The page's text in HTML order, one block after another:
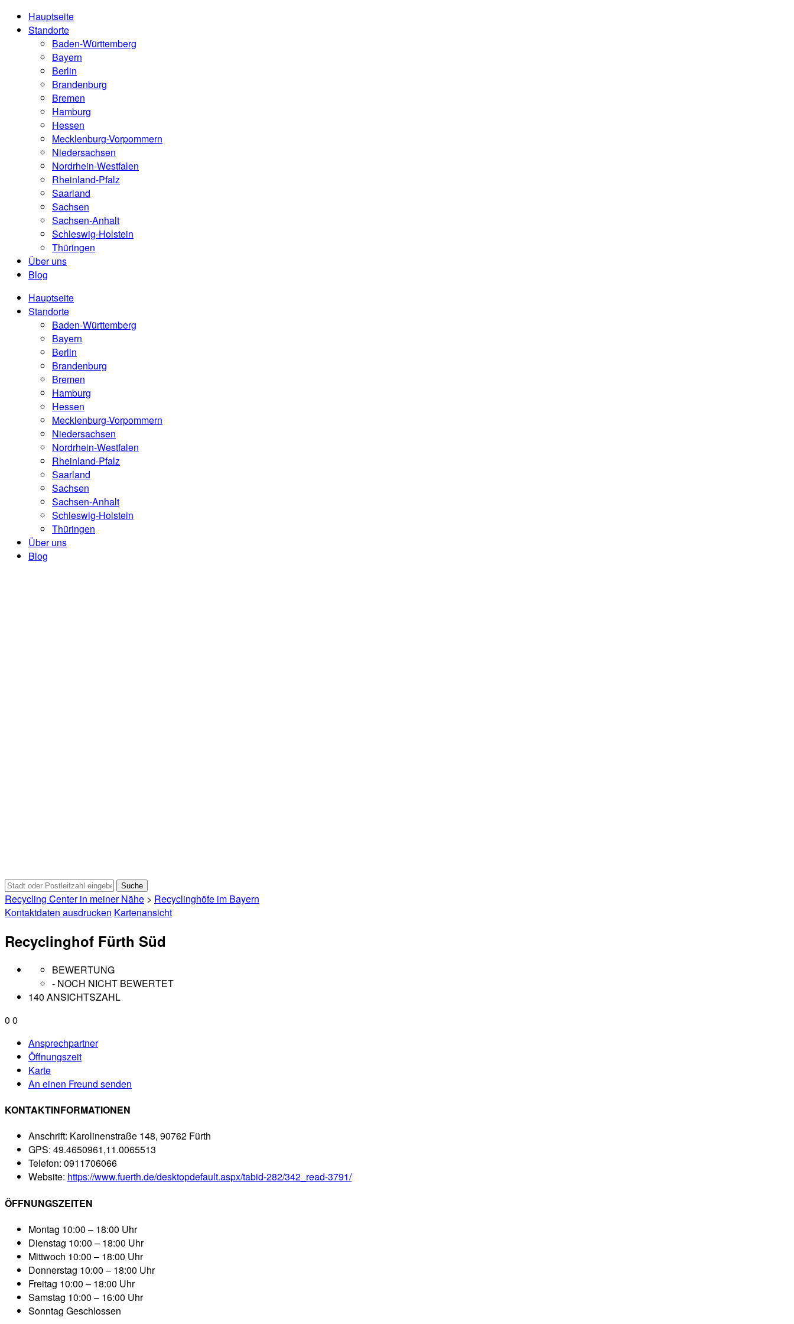
Hauptseite
Standorte
Baden-Württemberg
Bayern
Berlin
Brandenburg
Bremen
Hamburg
Hessen
Mecklenburg-Vorpommern
Niedersachsen
Nordrhein-Westfalen
Rheinland-Pfalz
Saarland
Sachsen
Sachsen-Anhalt
Schleswig-Holstein
Thüringen
Über uns
Blog
Hauptseite
Standorte
Baden-Württemberg
Bayern
Berlin
Brandenburg
Bremen
Hamburg
Hessen
Mecklenburg-Vorpommern
Niedersachsen
Nordrhein-Westfalen
Rheinland-Pfalz
Saarland
Sachsen
Sachsen-Anhalt
Schleswig-Holstein
Thüringen
Über uns
Blog
Recycling Center in meiner Nähe > Recyclinghöfe im Bayern
Kontaktdaten ausdrucken Kartenansicht
Recyclinghof Fürth Süd
BEWERTUNG
- NOCH NICHT BEWERTET
140 ANSICHTSZAHL
0 0
Ansprechpartner
Öffnungszeit
Karte
An einen Freund senden
KONTAKTINFORMATIONEN
Anschrift: Karolinenstraße 148, 90762 Fürth
GPS: 49.4650961,11.0065513
Telefon: 0911706066
Website: https://www.fuerth.de/desktopdefault.aspx/tabid-282/342_read-3791/
ÖFFNUNGSZEITEN
Montag 10:00 – 18:00 Uhr
Dienstag 10:00 – 18:00 Uhr
Mittwoch 10:00 – 18:00 Uhr
Donnerstag 10:00 – 18:00 Uhr
Freitag 10:00 – 18:00 Uhr
Samstag 10:00 – 16:00 Uhr
Sonntag Geschlossen